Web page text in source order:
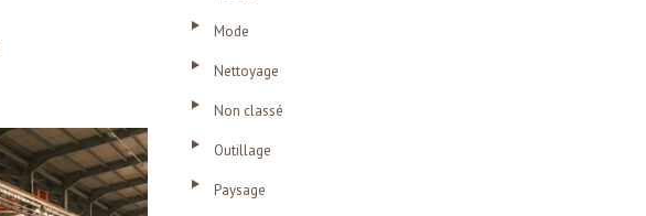
Mode
Nettoyage
Non classé
Outillage
Paysage